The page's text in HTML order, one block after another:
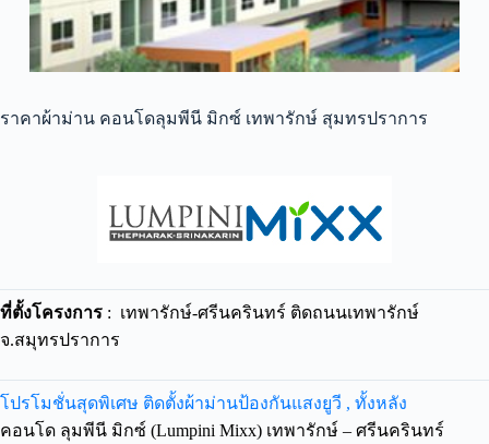
ราคาผ้าม่าน คอนโดลุมพีนี มิกซ์ เทพารักษ์ สุมทรปราการ
ที่ตั้งโครงการ : เทพารักษ์-ศรีนครินทร์ ติดถนนเทพารักษ์
จ.สมุทรปราการ
โปรโมชั่นสุดพิเศษ ติดตั้งผ้าม่านป้องกันแสงยูวี , ทั้งหลัง
คอนโด ลุมพีนี มิกซ์ (Lumpini Mixx) เทพารักษ์ – ศรีนครินทร์